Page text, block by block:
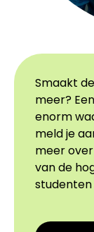
Smaakt
meer?
enorm
meld je
meer
van de